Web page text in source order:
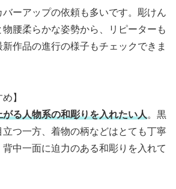
ーアップの依頼も多いです。彫けん
腰柔らかな姿勢から、リピーターも
作品の進行の様子もチェックできま
】
る人物系の和彫りを入れたい人。黒
つ一方、着物の柄などはとても丁寧
中一面に迫力のある和彫りを入れて